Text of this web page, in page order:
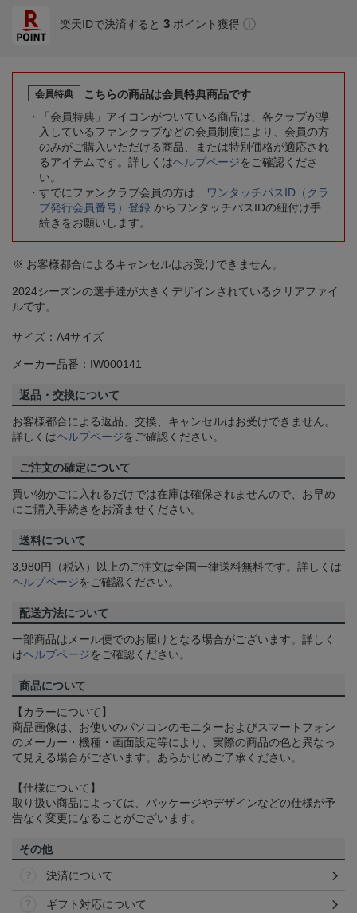
楽天IDで決済すると 3 ポイント獲得
会員特典
こちらの商品は会員特典商品です
「会員特典」アイコンがついている商品は、各クラブが導
入しているファンクラブなどの会員制度により、会員の方
のみがご購入いただける商品、または特別価格が適応され
るアイテムです。詳しくはヘルプページをご確認くださ
い。
すでにファンクラブ会員の方は、
ワンタッチパスID（クラ
ブ発行会員番号）登録 からワンタッチパスIDの紐付け手
続きをお願いします。
※ お客様都合によるキャンセルはお受けできません。
2024シーズンの選手達が大きくデザインされているクリアファイ
ルです。
サイズ：A4サイズ
メーカー品番：IW000141
返品・交換について
お客様都合による返品、交換、キャンセルはお受けできません。
詳しくはヘルプページをご確認ください。
ご注文の確定について
買い物かごに入れるだけでは在庫は確保されませんので、お早め
にご購入手続きをお済ませください。
送料について
3,980円（税込）以上のご注文は全国一律送料無料です。詳しくは
ヘルプページをご確認ください。
配送方法について
一部商品はメール便でのお届けとなる場合がございます。詳しく
はヘルプページをご確認ください。
商品について
【カラーについて】
商品画像は、お使いのパソコンのモニターおよびスマートフォン
のメーカー・機種・画面設定等により、実際の商品の色と異なっ
て見える場合がございます。あらかじめご了承ください。
【仕様について】
取り扱い商品によっては、パッケージやデザインなどの仕様が予
告なく変更になることがございます。
その他
決済について
ギフト対応について